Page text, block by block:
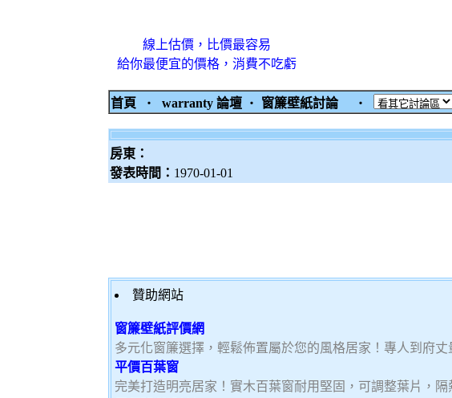
線上估價，比價最容易
給你最便宜的價格，消費不吃虧
首頁 ‧ warranty 論壇 ‧ 窗簾壁紙討論 ‧
房東：
發表時間： 1970-01-01
贊助網站
窗簾壁紙評價網
多元化窗簾選擇，輕鬆佈置屬於您的風格居家！專人到府丈
平價百葉窗
完美打造明亮居家！實木百葉窗耐用堅固，可調整葉片，